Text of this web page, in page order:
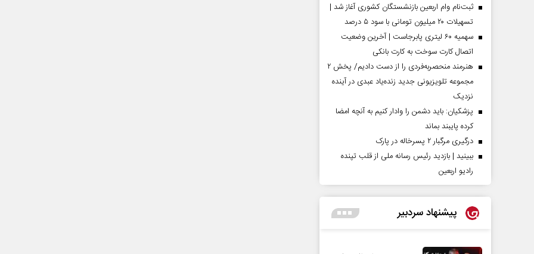
ثبت‌نام وام اربعین بازنشستگان کشوری آغاز شد |
تسهیلات ۲۰ میلیون تومانی با سود ۵ درصد
سهمیه ۶۰ لیتری پابرجاست | آخرین وضعیت
اتصال کارت سوخت به کارت بانکی
هنرمند منحصر‌به‌فردی را از دست دادیم/ پخش ۲
مجموعه تلویزیونی جدید زنده‌یاد عبدی در آینده
نزدیک
پزشکیان: باید دشمن را وادار کنیم به آنچه امضا
کرده پایبند بماند
درگیری مرگبار ۲ پسرخاله در پارک
ببینید | بازدید رئیس رسانه ملی از قلب تپنده
رادیو اربعین
پیشنهاد سردبیر